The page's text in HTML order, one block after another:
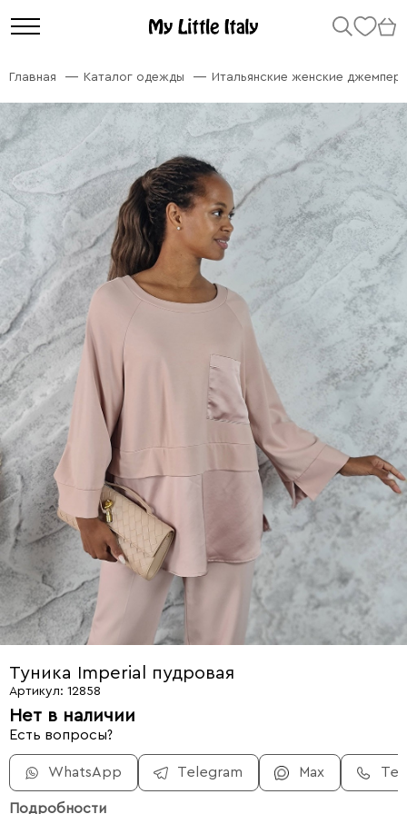
Главная Каталог одежды Итальянские женские
Туника Imperial пудровая
Артикул: 12858
Нет в наличии
Есть вопросы?
WhatsApp Telegram Max
Подробности